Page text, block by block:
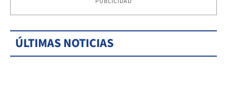
ÚLTIMAS NOTICIAS